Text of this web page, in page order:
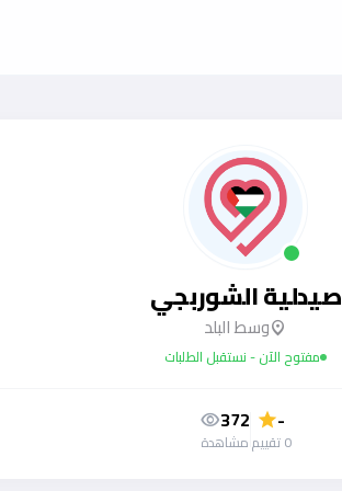
صيدلية الشوربجي
location_onوسط البلد
مفتوح الآن - نستقبل الطلبات
-
star
0 تقييم
372
visibility
مشاهدة